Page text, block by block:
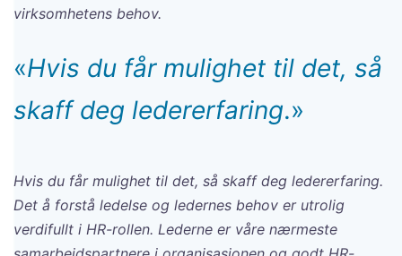
virksomhetens behov.
«Hvis du får mulighet til det, så
skaff deg ledererfaring.»
Hvis du får mulighet til det, så skaff deg ledererfaring.
Det å forstå ledelse og ledernes behov er utrolig
verdifullt i HR-rollen. Lederne er våre nærmeste